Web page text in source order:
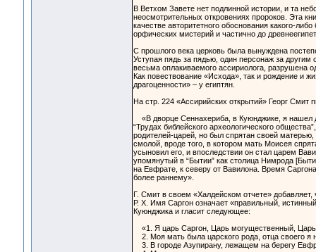
В Ветхом Завете нет подлинной истории, и та
неосмотрительных откровениях пророков. Эта
качестве авторитетного обоснования какого-
орфических мистерий и частично до
С прошлого века церковь была вынуждена
Уступая пядь за пядью, один персонаж за
весьма оплакиваемого ассириолога, разрушена
Как повествование «Исхода», так и рождение и
драгоценности» – у египтян.
На стр. 224 «Ассирийских открытий» Георг Смит
«В дворце Сеннахериба, в Куюнджике, я нашел
“Трудах библейского археологического
родителей-царей, но был спрятан своей
смолой, вроде того, в котором мать Моисея
усыновил его, и впоследствии он стал царем
упомянутый в “Бытии” как столица Нимрода
на Евфрате, к северу от Вавилона. Время
более раннему».
Г. Смит в своем «Халдейском отчете»
Р. X. Имя Саргон означает «правильный,
Куюнджика и гласит следующее:
«1. Я царь Саргон, Царь могущественный, Царь
2. Моя мать была царского рода, отца своего я
3. В городе Азупирану, лежащем на берегу